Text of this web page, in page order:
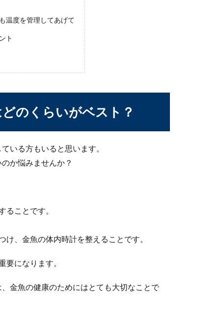
めさせるには？犬のしつけ方法
になってしまった・・こんなときにはどうしたらいいのでしょう
入れていると、その水草をウーパールーパーが食べることもあ
で越冬を！外で過ごすメダカの越冬方法
る原因が土の中のガスだった時の対処法
温度を管理してあげて
ト
のくらいがベスト？
いる方もいると思います。
か悩みませんか？
ることです。
、金魚の体内時計を整えることです。
になります。
金魚の健康のためにはとても大切なことで